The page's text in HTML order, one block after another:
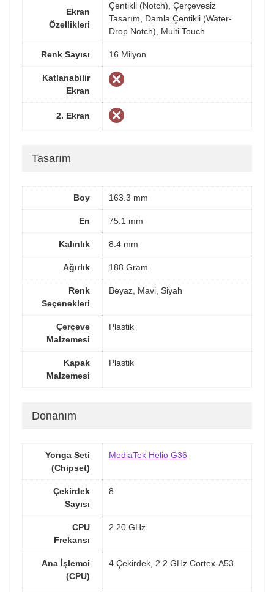
Ekran
Özellikleri
Çentikli (Notch), Çerçevesiz
Tasarım, Damla Çentikli (Water-
Drop Notch), Multi Touch
Renk Sayısı 16 Milyon
Katlanabilir
Ekran
2. Ekran
Tasarım
Boy 163.3 mm
En 75.1 mm
Kalınlık 8.4 mm
Ağırlık 188 Gram
Renk
Seçenekleri
Beyaz, Mavi, Siyah
Çerçeve
Malzemesi
Plastik
Kapak
Malzemesi
Plastik
Donanım
Yonga Seti
(Chipset)
MediaTek Helio G36
Çekirdek
Sayısı
8
CPU
Frekansı
2.20 GHz
Ana İşlemci
(CPU)
4 Çekirdek, 2.2 GHz Cortex-A53